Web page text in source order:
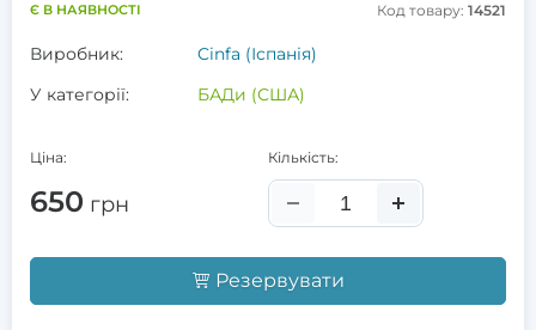
Є В НАЯВНОСТІ Код товару: 14521
Виробник:
Cinfa (Іспанія)
У категорії:
БАДи (США)
Ціна:
650 грн
Кількість:
Резервувати